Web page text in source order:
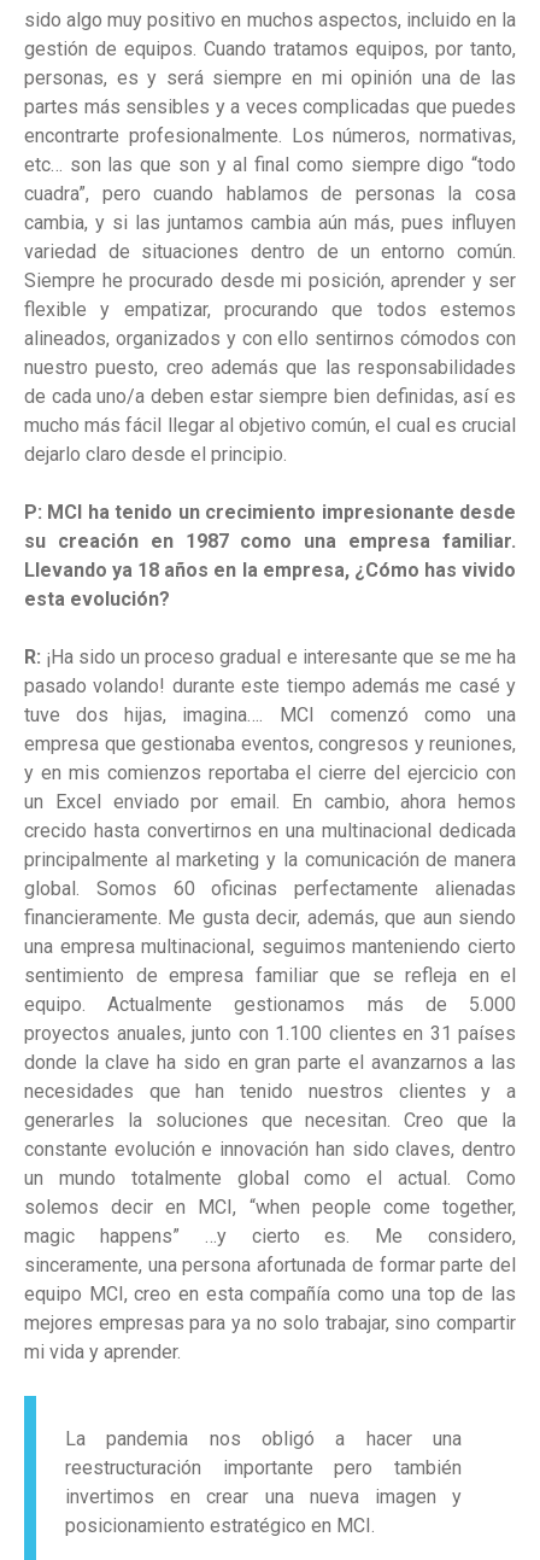
sido algo muy positivo en muchos aspectos, incluido en la
gestión de equipos. Cuando tratamos equipos, por tanto,
personas, es y será siempre en mi opinión una de las
partes más sensibles y a veces complicadas que puedes
encontrarte profesionalmente. Los números, normativas,
etc… son las que son y al final como siempre digo “todo
cuadra”, pero cuando hablamos de personas la cosa
cambia, y si las juntamos cambia aún más, pues influyen
variedad de situaciones dentro de un entorno común.
Siempre he procurado desde mi posición, aprender y ser
flexible y empatizar, procurando que todos estemos
alineados, organizados y con ello sentirnos cómodos con
nuestro puesto, creo además que las responsabilidades
de cada uno/a deben estar siempre bien definidas, así es
mucho más fácil llegar al objetivo común, el cual es crucial
dejarlo claro desde el principio.
P: MCI ha tenido un crecimiento impresionante desde
su creación en 1987 como una empresa familiar.
Llevando ya 18 años en la empresa, ¿Cómo has vivido
esta evolución?
R: ¡Ha sido un proceso gradual e interesante que se me ha
pasado volando! durante este tiempo además me casé y
tuve dos hijas, imagina…. MCI comenzó como una
empresa que gestionaba eventos, congresos y reuniones,
y en mis comienzos reportaba el cierre del ejercicio con
un Excel enviado por email. En cambio, ahora hemos
crecido hasta convertirnos en una multinacional dedicada
principalmente al marketing y la comunicación de manera
global. Somos 60 oficinas perfectamente alienadas
financieramente. Me gusta decir, además, que aun siendo
una empresa multinacional, seguimos manteniendo cierto
sentimiento de empresa familiar que se refleja en el
equipo. Actualmente gestionamos más de 5.000
proyectos anuales, junto con 1.100 clientes en 31 países
donde la clave ha sido en gran parte el avanzarnos a las
necesidades que han tenido nuestros clientes y a
generarles la soluciones que necesitan. Creo que la
constante evolución e innovación han sido claves, dentro
un mundo totalmente global como el actual. Como
solemos decir en MCI, “when people come together,
magic happens” …y cierto es. Me considero,
sinceramente, una persona afortunada de formar parte del
equipo MCI, creo en esta compañía como una top de las
mejores empresas para ya no solo trabajar, sino compartir
mi vida y aprender.
La pandemia nos obligó a hacer una
reestructuración importante pero también
invertimos en crear una nueva imagen y
posicionamiento estratégico en MCI.